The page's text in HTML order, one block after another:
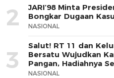
2
JARI’98 Minta
Bongkar Dugaan
NASIONAL
3
Salut! RT 11 dan
Bersatu Wujudkan
Pangan, Hadiahnya
NASIONAL